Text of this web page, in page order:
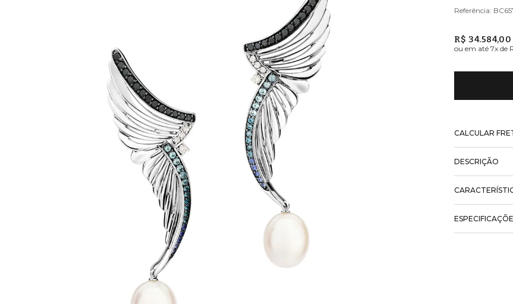
R$ 34.584,00
ou em até7x de
CALCULAR
DESCRIÇÃO